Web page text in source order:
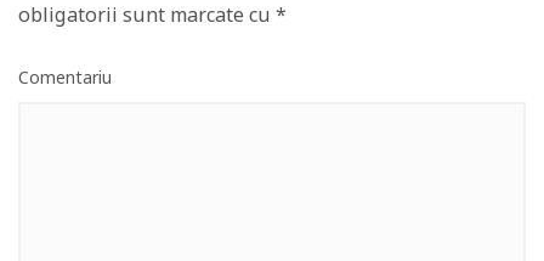
obligatorii sunt marcate cu *
Comentariu